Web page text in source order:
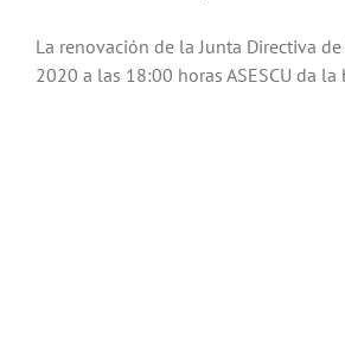
La renovación de la Junta Directiva
2020 a las 18:00 horas ASESCU da